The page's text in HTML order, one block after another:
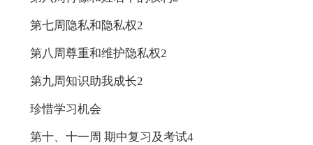
第七周隐私和隐私权2
第八周尊重和维护隐私权2
第九周知识助我成长2
珍惜学习机会
第十、十一周 期中复习及考试4